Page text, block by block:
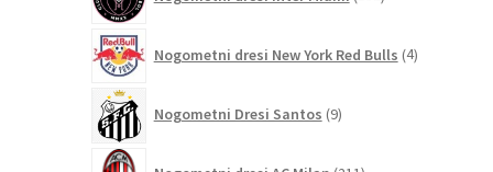
izdelkov
Nogometni dresi New York Red Bulls 4izdelki
Nogometni Dresi Santos 9izdelkov